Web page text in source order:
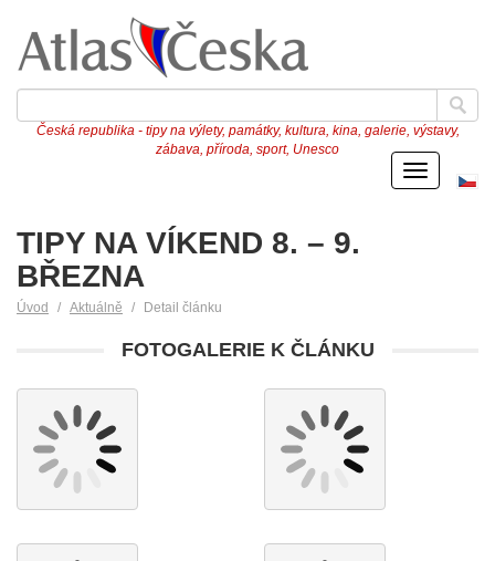
Česká republika - tipy na výlety, památky, kultura, kina, galerie, výstavy,
zábava, příroda, sport, Unesco
Menu
TIPY NA VÍKEND 8. – 9.
BŘEZNA
Úvod Aktuálně Detail článku
FOTOGALERIE K ČLÁNKU